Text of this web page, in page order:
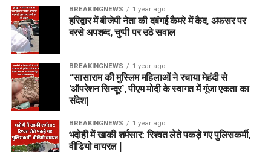
BREAKINGNEWS 1 year ago
हरिद्वार में बीजेपी नेता की दबंगई कैमरे में कैद, अफसर पर
बरसे अपशब्द, चुप्पी पर उठे सवाल
BREAKINGNEWS 1 year ago
“सासाराम की मुस्लिम महिलाओं ने रचाया मेहंदी से
‘ऑपरेशन सिन्दूर’, पीएम मोदी के स्वागत में गूंजा एकता का
संदेश|
BREAKINGNEWS 1 year ago
भदोही में खाकी शर्मसार: रिश्वत लेते पकड़े गए पुलिसकर्मी,
वीडियो वायरल |